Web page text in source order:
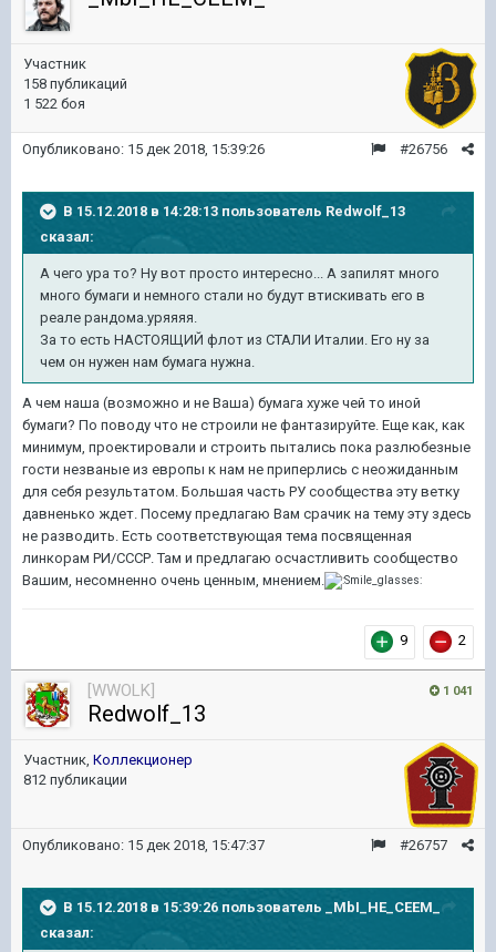
Участник
158 публикаций
1 522 боя
#26756
Опубликовано: 15 дек 2018, 15:39:26
В 15.12.2018 в 14:28:13 пользователь Redwolf_13
сказал:
А чего ура то? Ну вот просто интересно... А запилят много
много бумаги и немного стали но будут втискивать его в
реале рандома.уряяяя.
За то есть НАСТОЯЩИЙ флот из СТАЛИ Италии. Его ну за
чем он нужен нам бумага нужна.
А чем наша (возможно и не Ваша) бумага хуже чей то иной
бумаги? По поводу что не строили не фантазируйте. Еще как, как
минимум, проектировали и строить пытались пока разлюбезные
гости незваные из европы к нам не приперлись с неожиданным
для себя результатом. Большая часть РУ сообщества эту ветку
давненько ждет. Посему предлагаю Вам срачик на тему эту здесь
не разводить. Есть соответствующая тема посвященная
линкорам РИ/СССР. Там и предлагаю осчастливить сообщество
Вашим, несомненно очень ценным, мнением.
9 2
1 041
[WWOLK]
Redwolf_13
Участник, Коллекционер
812 публикации
#26757
Опубликовано: 15 дек 2018, 15:47:37
В 15.12.2018 в 15:39:26 пользователь
_MbI_HE_CEEM_
сказал: